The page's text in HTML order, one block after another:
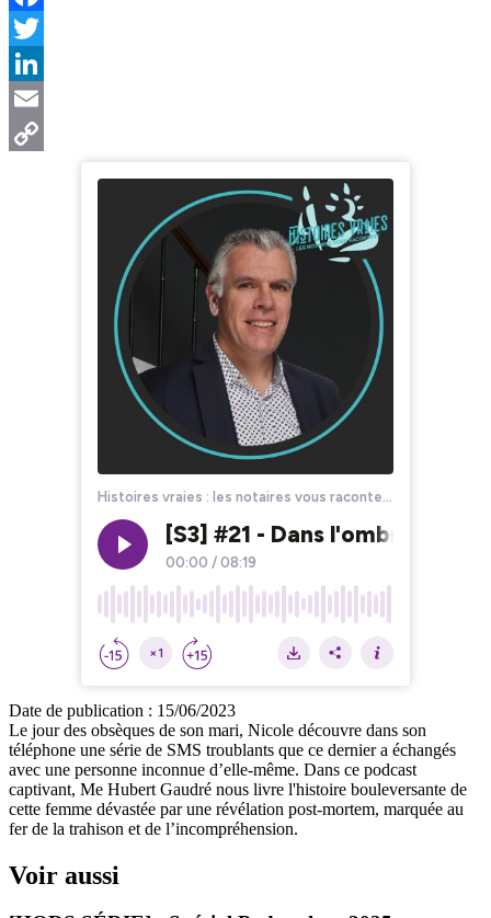
Facebook
Twitter
LinkedIn
Email
Date de publication : 15/06/2023
Le jour des obsèques de son mari, Nicole découvre dans son
téléphone une série de SMS troublants que ce dernier a échangés
avec une personne inconnue d’elle-même. Dans ce podcast
captivant, Me Hubert Gaudré nous livre l'histoire bouleversante de
cette femme dévastée par une révélation post-mortem, marquée au
fer de la trahison et de l’incompréhension.
Voir aussi